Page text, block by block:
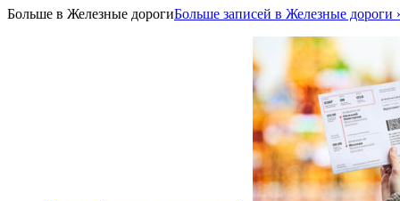
Больше в Железные дорогиБольше записей в Железные дороги